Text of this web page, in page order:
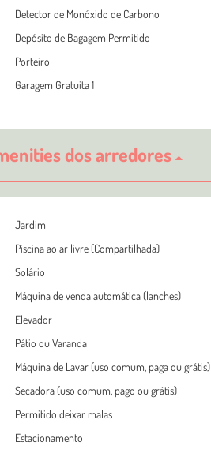
Detector de Monóxido de Carbono
Depósito de Bagagem Permitido
Porteiro
Garagem Gratuita 1
dos arredores
Jardim
Piscina ao ar livre (Compartilhada)
Solário
Máquina de venda automática (lanches)
Elevador
Pátio ou Varanda
Máquina de Lavar (uso comum, paga ou grátis)
Secadora (uso comum, pago ou grátis)
Permitido deixar malas
Estacionamento